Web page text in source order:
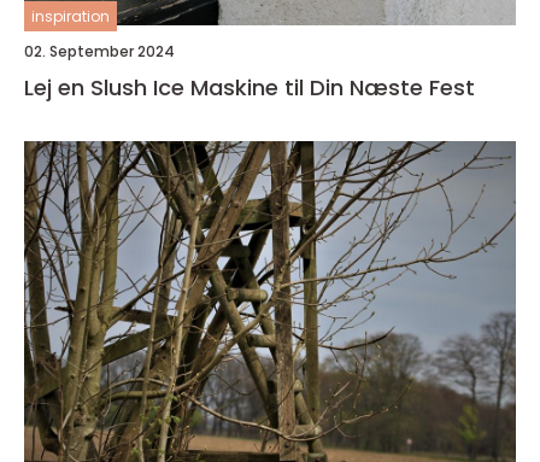
inspiration
02. September 2024
Lej en Slush Ice Maskine til Din Næste Fest